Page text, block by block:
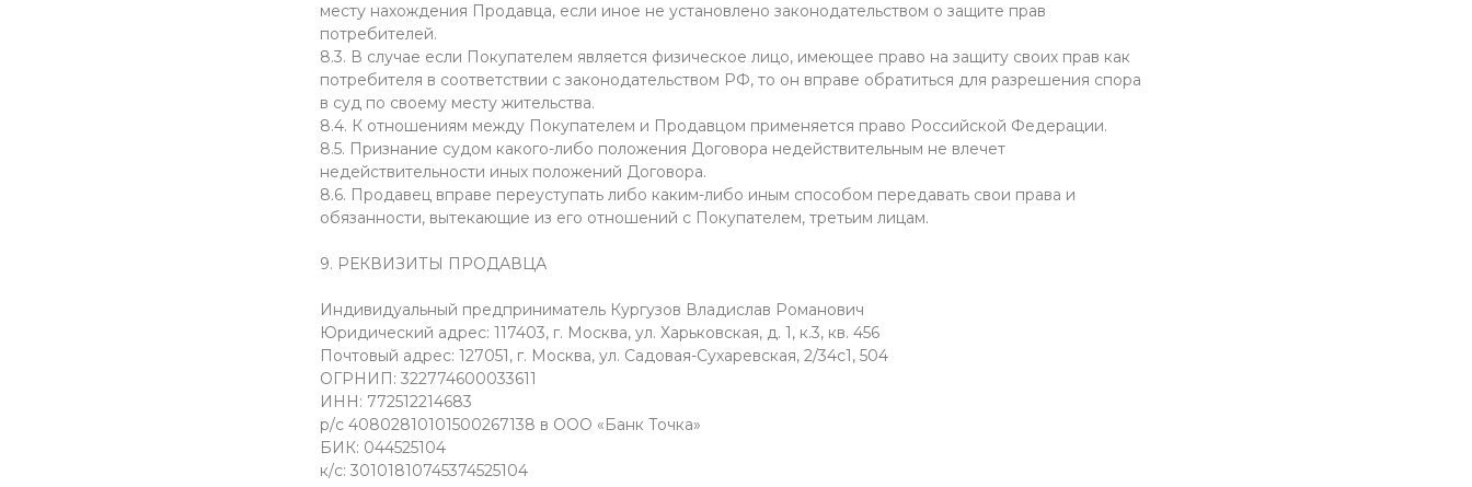
месту нахождения Продавца, если иное не установлено законодательством о защите прав
потребителей.
8.3. В случае если Покупателем является физическое лицо, имеющее право на защиту своих прав как
потребителя в соответствии с законодательством РФ, то он вправе обратиться для разрешения спора
в суд по своему месту жительства.
8.4. К отношениям между Покупателем и Продавцом применяется право Российской Федерации.
8.5. Признание судом какого-либо положения Договора недействительным не влечет
недействительности иных положений Договора.
8.6. Продавец вправе переуступать либо каким-либо иным способом передавать свои права и
обязанности, вытекающие из его отношений с Покупателем, третьим лицам.
9. РЕКВИЗИТЫ ПРОДАВЦА
Индивидуальный предприниматель Кургузов Владислав Романович
Юридический адрес: 117403, г. Москва, ул. Харьковская, д. 1, к.3, кв. 456
Почтовый адрес: 127051, г. Москва, ул. Садовая-Сухаревская, 2/34с1, 504
ОГРНИП: 322774600033611
ИНН: 772512214683
р/с 40802810101500267138 в ООО «Банк Точка»
БИК: 044525104
к/с: 30101810745374525104